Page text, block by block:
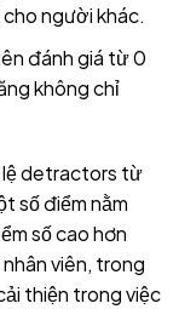
người khác.
đánh giá từ 0
không chỉ
detractors từ
số điểm nằm
số cao hơn
viên, trong
thiện trong việc